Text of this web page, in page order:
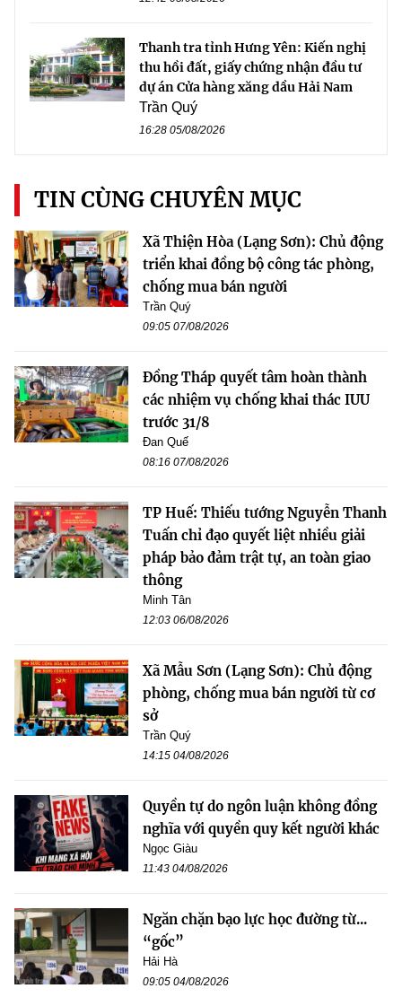
Thanh tra tỉnh Hưng Yên: Kiến nghị
thu hồi đất, giấy chứng nhận đầu tư
dự án Cửa hàng xăng dầu Hải Nam
Trần Quý
16:28 05/08/2026
TIN CÙNG CHUYÊN MỤC
Xã Thiện Hòa (Lạng Sơn): Chủ động
triển khai đồng bộ công tác phòng,
chống mua bán người
Trần Quý
09:05 07/08/2026
Đồng Tháp quyết tâm hoàn thành
các nhiệm vụ chống khai thác IUU
trước 31/8
Đan Quế
08:16 07/08/2026
TP Huế: Thiếu tướng Nguyễn Thanh
Tuấn chỉ đạo quyết liệt nhiều giải
pháp bảo đảm trật tự, an toàn giao
thông
Minh Tân
12:03 06/08/2026
Xã Mẫu Sơn (Lạng Sơn): Chủ động
phòng, chống mua bán người từ cơ
sở
Trần Quý
14:15 04/08/2026
Quyền tự do ngôn luận không đồng
nghĩa với quyền quy kết người khác
Ngọc Giàu
11:43 04/08/2026
Ngăn chặn bạo lực học đường từ...
“gốc”
Hải Hà
09:05 04/08/2026